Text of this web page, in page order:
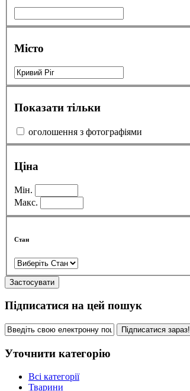
Місто
Показати тільки
оголошення з фотографіями
Ціна
Мін.
Макс.
Стан
Застосувати
Підписатися на цей пошук
Підписатися зараз!
Уточнити категорію
Всі категорії
Тварини